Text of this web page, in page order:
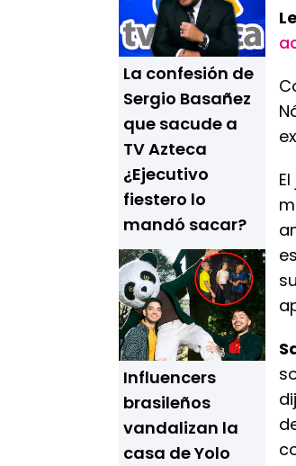
La confesión de
Sergio Basañez
que sacude a
TV Azteca
¿Ejecutivo
fiestero lo
mandó sacar?
Influencers
brasileños
vandalizan la
casa de Yolo